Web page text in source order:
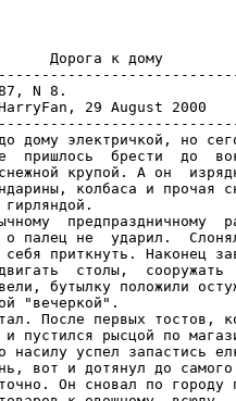
Дорога к дому
N 8.
29 August 2000
дому электричкой, но
пришлось  брести  до
крупой. А он
колбаса и прочая
предпраздничному
о палец не  ударил.
приткнуть. Наконец
столы,  сооружать
бутылку положили
"вечеркой".
После первых тостов,
пустился рысцой по
насилу успел запастись
вот и дотянул до
Он сновал по городу